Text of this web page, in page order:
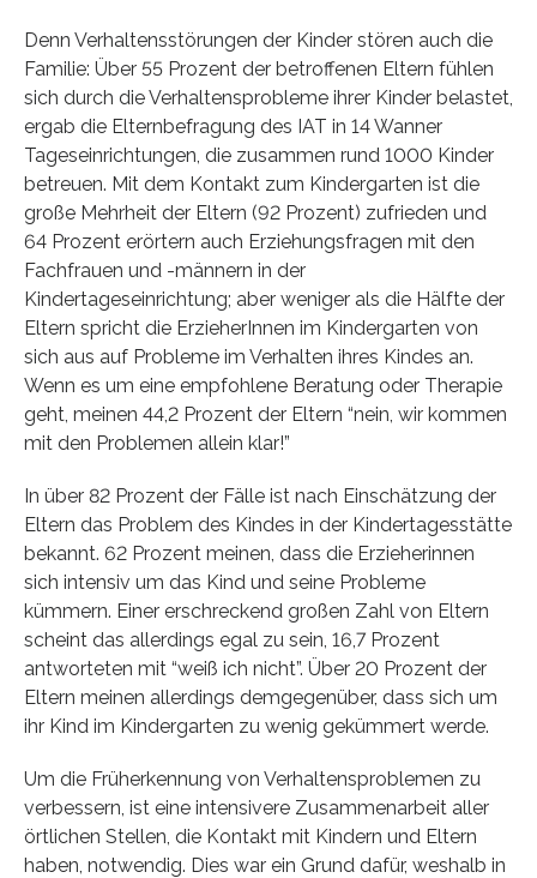
Denn Verhaltensstörungen der Kinder stören auch die
Familie: Über 55 Prozent der betroffenen Eltern fühlen
sich durch die Verhaltensprobleme ihrer Kinder belastet,
ergab die Elternbefragung des IAT in 14 Wanner
Tageseinrichtungen, die zusammen rund 1000 Kinder
betreuen. Mit dem Kontakt zum Kindergarten ist die
große Mehrheit der Eltern (92 Prozent) zufrieden und
64 Prozent erörtern auch Erziehungsfragen mit den
Fachfrauen und -männern in der
Kindertageseinrichtung; aber weniger als die Hälfte der
Eltern spricht die ErzieherInnen im Kindergarten von
sich aus auf Probleme im Verhalten ihres Kindes an.
Wenn es um eine empfohlene Beratung oder Therapie
geht, meinen 44,2 Prozent der Eltern “nein, wir kommen
mit den Problemen allein klar!”
In über 82 Prozent der Fälle ist nach Einschätzung der
Eltern das Problem des Kindes in der Kindertagesstätte
bekannt. 62 Prozent meinen, dass die Erzieherinnen
sich intensiv um das Kind und seine Probleme
kümmern. Einer erschreckend großen Zahl von Eltern
scheint das allerdings egal zu sein, 16,7 Prozent
antworteten mit “weiß ich nicht”. Über 20 Prozent der
Eltern meinen allerdings demgegenüber, dass sich um
ihr Kind im Kindergarten zu wenig gekümmert werde.
Um die Früherkennung von Verhaltensproblemen zu
verbessern, ist eine intensivere Zusammenarbeit aller
örtlichen Stellen, die Kontakt mit Kindern und Eltern
haben, notwendig. Dies war ein Grund dafür, weshalb in